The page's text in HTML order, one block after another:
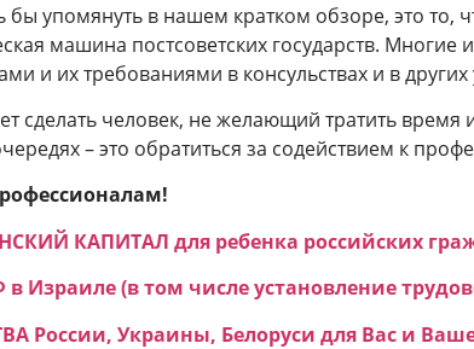
бы упомянуть в нашем кратком обзоре, это то,
машина постсоветских государств. Многие
и их требованиями в консульствах и в
сделать человек, не желающий тратить
– это обратиться за содействием к
КАПИТАЛ для ребенка российских
Израиле (в том числе установление
России, Украины, Белоруси для Вас и